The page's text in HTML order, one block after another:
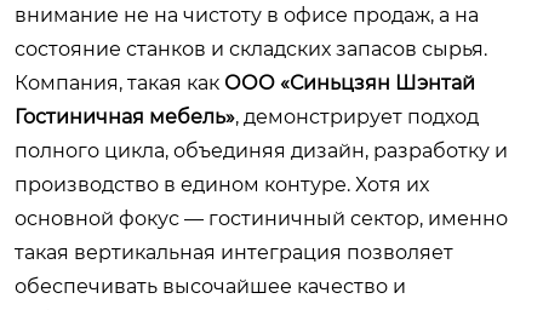
внимание не на чистоту в офисе продаж, а на
состояние станков и складских запасов сырья.
Компания, такая как ООО «Синьцзян Шэнтай
Гостиничная мебель», демонстрирует подход
полного цикла, объединяя дизайн, разработку и
производство в едином контуре. Хотя их
основной фокус — гостиничный сектор, именно
такая вертикальная интеграция позволяет
обеспечивать высочайшее качество и